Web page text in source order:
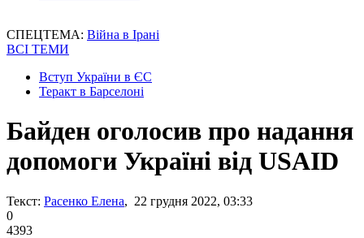
СПЕЦТЕМА: Війна в Ірані
ВСІ ТЕМИ
Вступ України в ЄС
Теракт в Барселоні
Байден оголосив про надання
допомоги Україні від USAID
Текст: Расенко Елена, 22 грудня 2022, 03:33
0
4393